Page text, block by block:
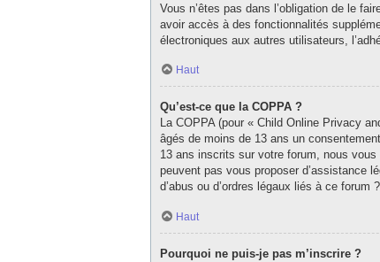
Vous n’êtes pas dans l’obligation de le
avoir accès à des fonctionnalités
électroniques aux autres utilisateurs,
Haut
Qu’est-ce que la COPPA ?
La COPPA (pour « Child Online Privacy
âgés de moins de 13 ans un
13 ans inscrits sur votre forum, nous
peuvent pas vous proposer d’assistance
d’abus ou d’ordres légaux liés à ce forum
Haut
Pourquoi ne puis-je pas m’inscrire ?